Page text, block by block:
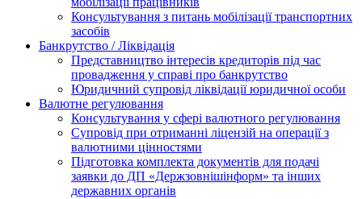
Консультування з питань мобілізації транспортних
засобів
Банкрутство / Ліквідація
Представництво інтересів кредиторів під час
провадження у справі про банкрутство
Юридичний супровід ліквідації юридичної особи
Валютне регулювання
Консультування у сфері валютного регулювання
Супровід при отриманні ліцензій на операції з
валютними цінностями
Підготовка комплекта документів для подачі
заявки до ДП «Держзовнішінформ» та інших
державних органів